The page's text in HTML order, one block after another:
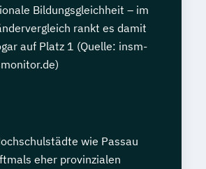
Bildungsgleichheit – im
rankt es damit
auf Platz 1 (Quelle: insm-
wie Passau
eher provinzialen